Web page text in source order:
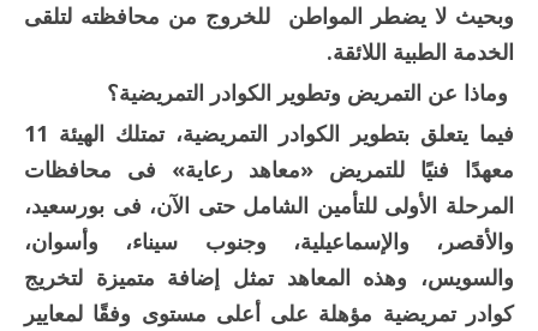
وبحيث لا يضطر المواطن للخروج من محافظته لتلقى
الخدمة الطبية اللائقة.
وماذا عن التمريض وتطوير الكوادر التمريضية؟
فيما يتعلق بتطوير الكوادر التمريضية، تمتلك الهيئة 11
معهدًا فنيًا للتمريض «معاهد رعاية» فى محافظات
المرحلة الأولى للتأمين الشامل حتى الآن، فى بورسعيد،
والأقصر، والإسماعيلية، وجنوب سيناء، وأسوان،
والسويس، وهذه المعاهد تمثل إضافة متميزة لتخريج
كوادر تمريضية مؤهلة على أعلى مستوى وفقًا لمعايير